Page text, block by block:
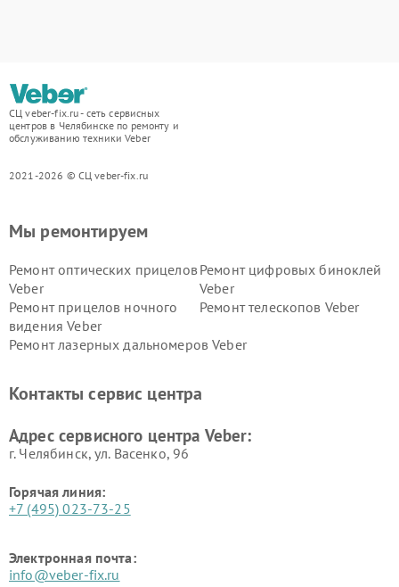
СЦ veber-fix.ru - сеть сервисных
центров в Челябинске по ремонту и
обслуживанию техники Veber
2021-2026 © СЦ veber-fix.ru
Мы ремонтируем
Ремонт оптических прицелов
Veber
Ремонт цифровых биноклей
Veber
Ремонт прицелов ночного
видения Veber
Ремонт телескопов Veber
Ремонт лазерных дальномеров Veber
Контакты сервис центра
Адрес сервисного центра Veber:
г. Челябинск, ул. Васенко, 96
Горячая линия:
+7 (495) 023-73-25
Электронная почта:
info@veber-fix.ru